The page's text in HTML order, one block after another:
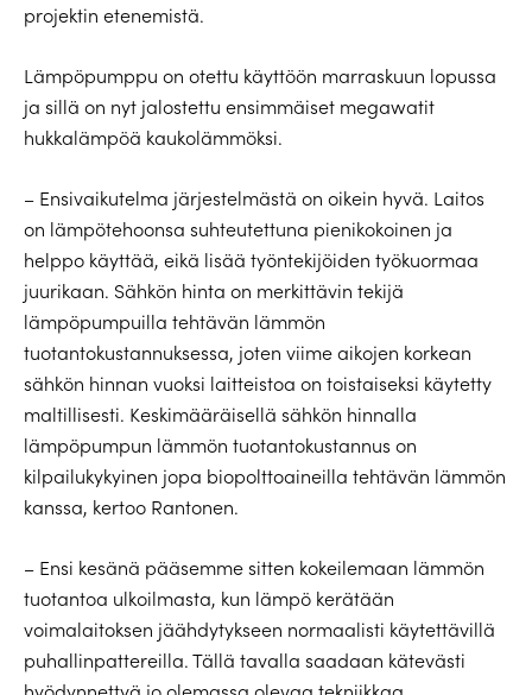
projektin etenemistä.
Lämpöpumppu on otettu käyttöön marraskuun lopussa
ja sillä on nyt jalostettu ensimmäiset megawatit
hukkalämpöä kaukolämmöksi.
– Ensivaikutelma järjestelmästä on oikein hyvä. Laitos
on lämpötehoonsa suhteutettuna pienikokoinen ja
helppo käyttää, eikä lisää työntekijöiden työkuormaa
juurikaan. Sähkön hinta on merkittävin tekijä
lämpöpumpuilla tehtävän lämmön
tuotantokustannuksessa, joten viime aikojen korkean
sähkön hinnan vuoksi laitteistoa on toistaiseksi käytetty
maltillisesti. Keskimääräisellä sähkön hinnalla
lämpöpumpun lämmön tuotantokustannus on
kilpailukykyinen jopa biopolttoaineilla tehtävän lämmön
kanssa, kertoo Rantonen.
– Ensi kesänä pääsemme sitten kokeilemaan lämmön
tuotantoa ulkoilmasta, kun lämpö kerätään
voimalaitoksen jäähdytykseen normaalisti käytettävillä
puhallinpattereilla. Tällä tavalla saadaan kätevästi